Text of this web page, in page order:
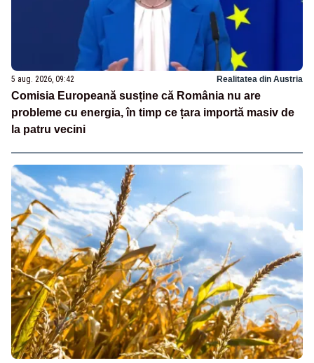
5 aug. 2026, 09:42 Realitatea din Austria
Comisia Europeană susține că România nu are
probleme cu energia, în timp ce țara importă masiv de
la patru vecini